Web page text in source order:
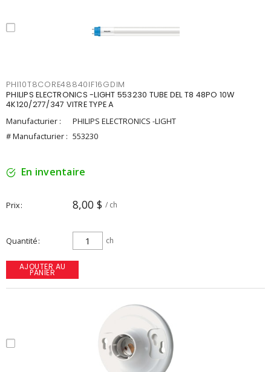
PHI10T8CORE48840IF16GDIM
PHILIPS ELECTRONICS -LIGHT 553230 TUBE DEL T8 48PO 10W
4K120/277/347 VITRE TYPE A
Manufacturier :
PHILIPS ELECTRONICS -LIGHT
# Manufacturier : 553230
En inventaire
Prix 8,00 $ / ch
Quantité ch
AJOUTER AU
PANIER